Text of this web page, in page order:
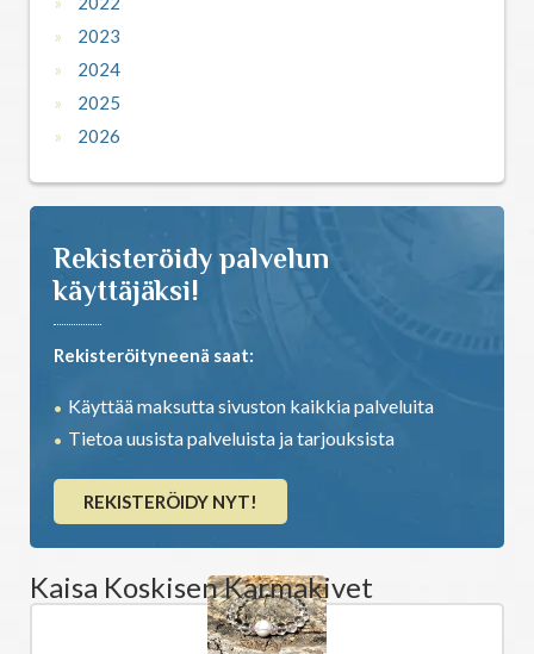
2023
2024
2025
2026
Rekisteröidy palvelun
käyttäjäksi!
Rekisteröityneenä saat:
Käyttää maksutta sivuston kaikkia palveluita
Tietoa uusista palveluista ja tarjouksista
REKISTERÖIDY NYT!
Kaisa Koskisen Karmakivet